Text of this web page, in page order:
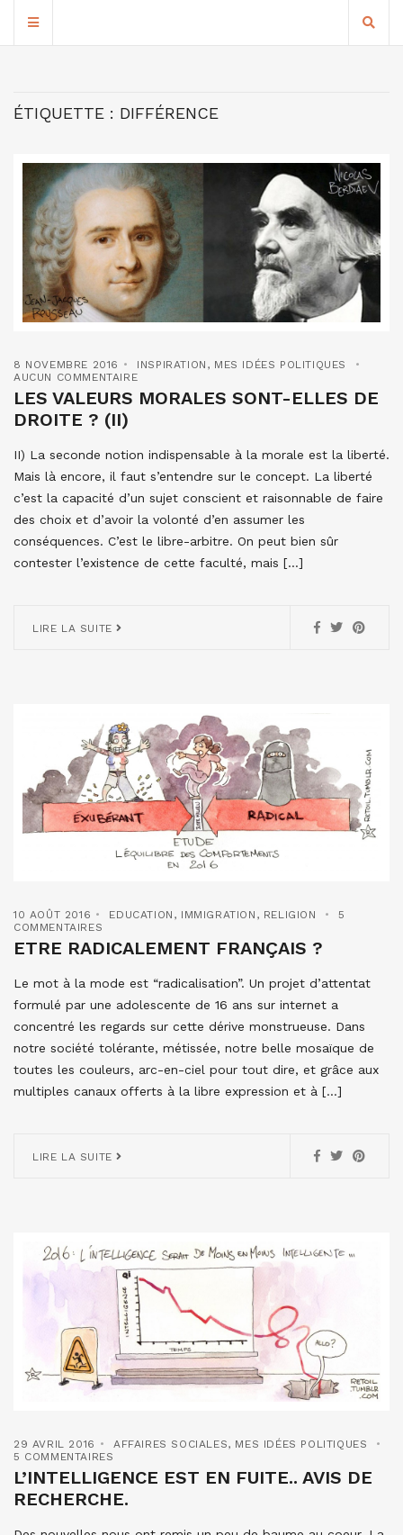
ÉTIQUETTE : DIFFÉRENCE
8 NOVEMBRE 2016 INSPIRATION , MES IDÉES POLITIQUES
AUCUN COMMENTAIRE
LES VALEURS MORALES SONT-ELLES DE
DROITE ? (II)
II) La seconde notion indispensable à la morale est la liberté.
Mais là encore, il faut s’entendre sur le concept. La liberté
c’est la capacité d’un sujet conscient et raisonnable de faire
des choix et d’avoir la volonté d’en assumer les
conséquences. C’est le libre-arbitre. On peut bien sûr
contester l’existence de cette faculté, mais […]
LIRE LA SUITE
10 AOÛT 2016 EDUCATION , IMMIGRATION , RELIGION
5
COMMENTAIRES
ETRE RADICALEMENT FRANÇAIS ?
Le mot à la mode est “radicalisation”. Un projet d’attentat
formulé par une adolescente de 16 ans sur internet a
concentré les regards sur cette dérive monstrueuse. Dans
notre société tolérante, métissée, notre belle mosaïque de
toutes les couleurs, arc-en-ciel pour tout dire, et grâce aux
multiples canaux offerts à la libre expression et à […]
LIRE LA SUITE
29 AVRIL 2016 AFFAIRES SOCIALES, MES IDÉES POLITIQUES
5 COMMENTAIRES
L’INTELLIGENCE EST EN FUITE.. AVIS DE
RECHERCHE.